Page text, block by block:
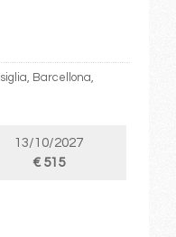
Barcellona,
13/10/2027
€ 515